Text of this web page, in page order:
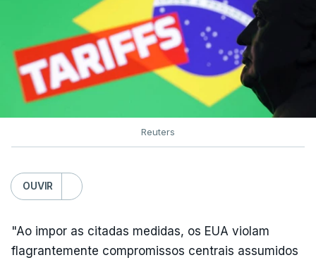
Reuters
OUVIR
"Ao impor as citadas medidas, os EUA violam
flagrantemente compromissos centrais assumidos